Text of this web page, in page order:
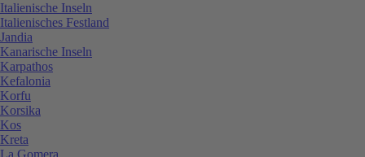
Italienische Inseln
Italienisches Festland
Jandia
Kanarische Inseln
Karpathos
Kefalonia
Korfu
Korsika
Kos
Kreta
La Gomera